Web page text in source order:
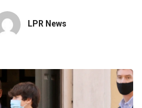
LPR News